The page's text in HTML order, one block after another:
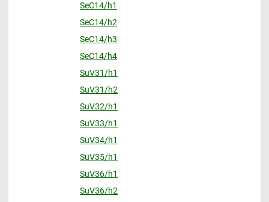
SeC14/h1
SeC14/h2
SeC14/h3
SeC14/h4
SuV31/h1
SuV31/h2
SuV32/h1
SuV33/h1
SuV34/h1
SuV35/h1
SuV36/h1
SuV36/h2